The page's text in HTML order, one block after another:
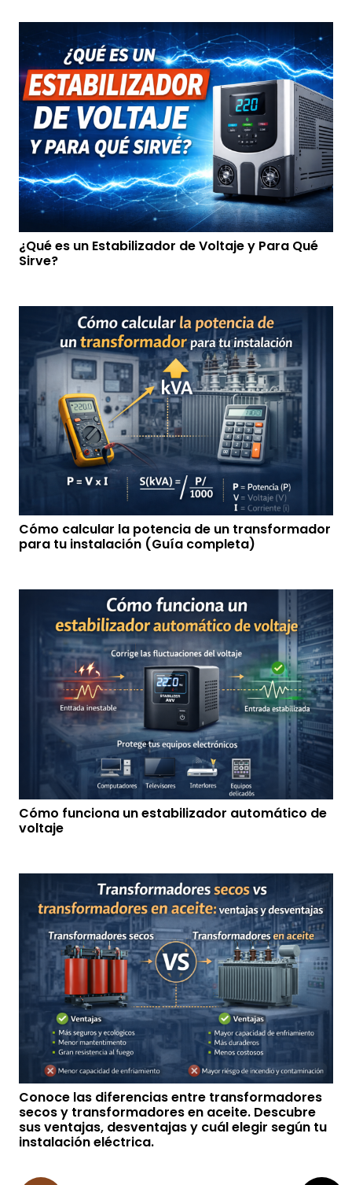
¿Qué es un Estabilizador de Voltaje y Para Qué
Sirve?
Cómo calcular la potencia de un transformador
para tu instalación (Guía completa)
Cómo funciona un estabilizador automático de
voltaje
Conoce las diferencias entre transformadores
secos y transformadores en aceite. Descubre
sus ventajas, desventajas y cuál elegir según tu
instalación eléctrica.